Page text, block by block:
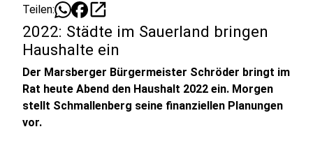
Teilen: open_in_new
2022: Städte im Sauerland bringen
Haushalte ein
Der Marsberger Bürgermeister Schröder bringt im
Rat heute Abend den Haushalt 2022 ein. Morgen
stellt Schmallenberg seine finanziellen Planungen
vor.